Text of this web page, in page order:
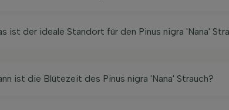
ist der ideale Standort für den Pinus nigra 'Nana'
ist die Blütezeit des Pinus nigra 'Nana' Strauch?